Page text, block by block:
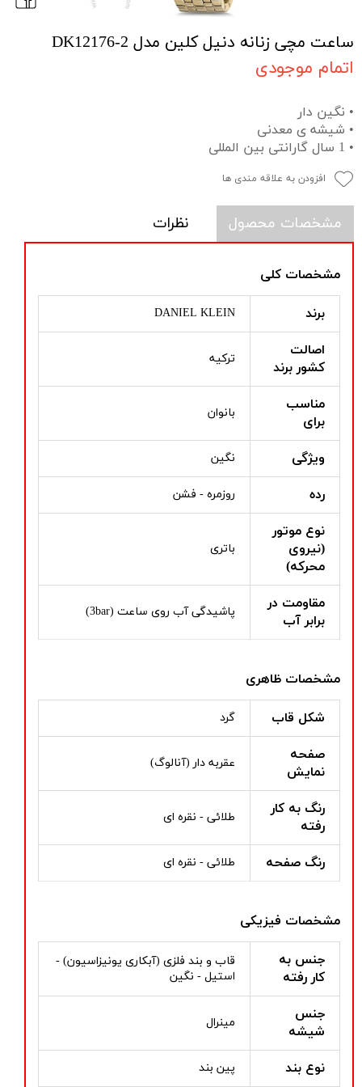
ساعت مچی زنانه دنیل کلین مدل DK12176-2
اتمام موجودی
• نگین دار
• شیشه ی معدنی
• 1 سال گارانتی بین المللی
افزودن به علاقه مندی ها
مشخصات محصول نظرات
مشخصات کلی
برند DANIEL KLEIN
اصالت
کشور برند
ترکیه
مناسب
برای
بانوان
ویژگی نگین
رده روزمره - فشن
نوع موتور
(نیروی
محرکه)
باتری
مقاومت در
برابر آب
پاشیدگی آب روی ساعت (3bar)
مشخصات ظاهری
شکل قاب گرد
صفحه
نمایش
عقربه دار (آنالوگ)
رنگ به کار
رفته
طلائی - نقره ای
رنگ صفحه طلائی - نقره ای
مشخصات فیزیکی
جنس به
کار رفته
قاب و بند فلزی (آبکاری یونیزاسیون) -
استیل - نگین
جنس
شیشه
مینرال
نوع بند پین بند